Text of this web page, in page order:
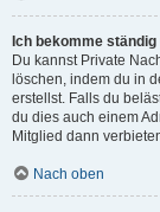
Ich bekomme
Du kannst Private
löschen, indem du in
erstellst. Falls du
du dies auch einem
Mitglied dann
Nach oben